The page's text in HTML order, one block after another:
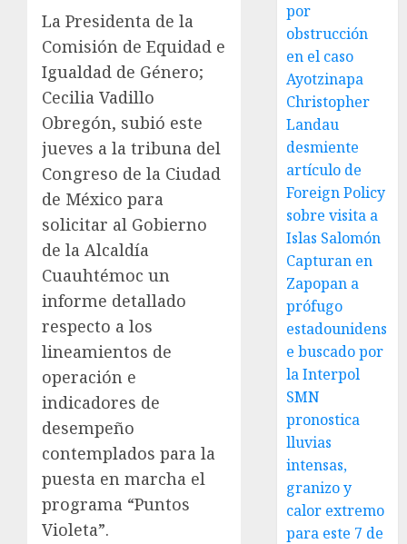
La Presidenta de la
Comisión de Equidad e
Igualdad de Género;
Cecilia Vadillo
Obregón, subió este
jueves a la tribuna del
Congreso de la Ciudad
de México para
solicitar al Gobierno
de la Alcaldía
Cuauhtémoc un
informe detallado
respecto a los
lineamientos de
operación e
indicadores de
desempeño
contemplados para la
puesta en marcha el
programa “Puntos
Violeta”.
por
obstrucción
en el caso
Ayotzinapa
Christopher
Landau
desmiente
artículo de
Foreign Policy
sobre visita a
Islas Salomón
Capturan en
Zapopan a
prófugo
estadounidens
e buscado por
la Interpol
SMN
pronostica
lluvias
intensas,
granizo y
calor extremo
para este 7 de